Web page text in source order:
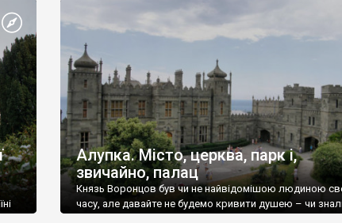
Алупка. Місто, церква, парк і,
звичайно, палац
Князь Воронцов був чи не найвідомішою людиною
часу, але давайте не будемо кривити душею – чи